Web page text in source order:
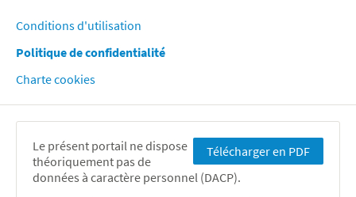
Conditions d'utilisation
Politique de confidentialité
Charte cookies
Télécharger en PDF
Le présent portail ne dispose
théoriquement pas de
données à caractère personnel (DACP).